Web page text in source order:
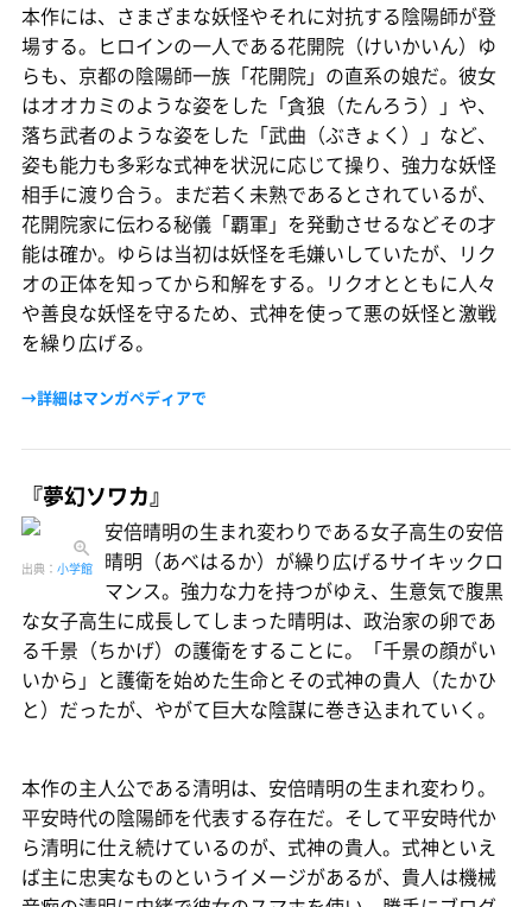
本作には、さまざまな妖怪やそれに対抗する陰陽師が登
場する。ヒロインの一人である花開院（けいかいん）ゆ
らも、京都の陰陽師一族「花開院」の直系の娘だ。彼女
はオオカミのような姿をした「貪狼（たんろう）」や、
落ち武者のような姿をした「武曲（ぶきょく）」など、
姿も能力も多彩な式神を状況に応じて操り、強力な妖怪
相手に渡り合う。まだ若く未熟であるとされているが、
花開院家に伝わる秘儀「覇軍」を発動させるなどその才
能は確か。ゆらは当初は妖怪を毛嫌いしていたが、リク
オの正体を知ってから和解をする。リクオとともに人々
や善良な妖怪を守るため、式神を使って悪の妖怪と激戦
を繰り広げる。
→詳細はマンガペディアで
『夢幻ソワカ』
出典： 小学館
安倍晴明の生まれ変わりである女子高生の安倍
晴明（あべはるか）が繰り広げるサイキックロ
マンス。強力な力を持つがゆえ、生意気で腹黒
な女子高生に成長してしまった晴明は、政治家の卵であ
る千景（ちかげ）の護衛をすることに。「千景の顔がい
いから」と護衛を始めた生命とその式神の貴人（たかひ
と）だったが、やがて巨大な陰謀に巻き込まれていく。
本作の主人公である清明は、安倍晴明の生まれ変わり。
平安時代の陰陽師を代表する存在だ。そして平安時代か
ら清明に仕え続けているのが、式神の貴人。式神といえ
ば主に忠実なものというイメージがあるが、貴人は機械